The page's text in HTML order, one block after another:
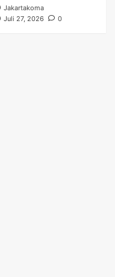
Jakartakoma
Juli 27, 2026
0